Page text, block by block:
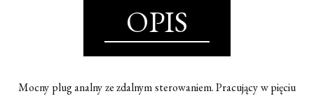
OPIS
Mocny plug analny ze zdalnym sterowaniem. Pracujący w pięciu